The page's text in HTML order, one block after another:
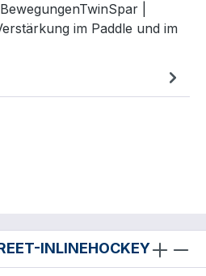
|
im Paddle und im
INLINEHOCKEY